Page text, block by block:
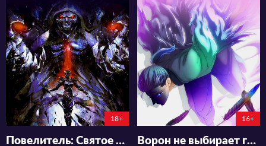
94422
39 64
18+
Повелитель: Святое королевство
35779
103 50
16+
Ворон не выбирает господина